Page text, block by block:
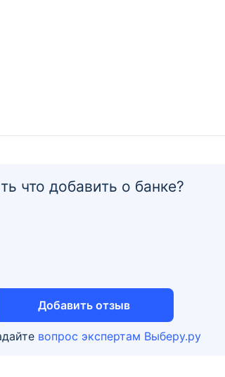
что добавить о банке?
Добавить отзыв
вопрос экспертам Выберу.ру